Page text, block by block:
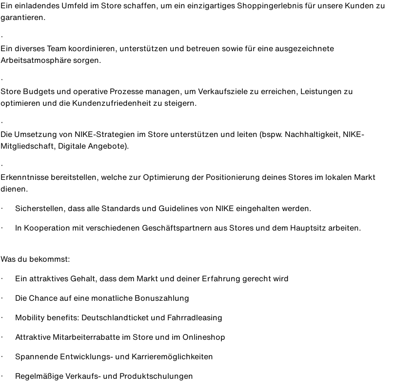
Ein einladendes Umfeld im Store schaffen, um ein einzigartiges Shoppingerlebnis für unsere Kunden zu
garantieren.
·
Ein diverses Team koordinieren, unterstützen und betreuen sowie für eine ausgezeichnete
Arbeitsatmosphäre sorgen.
·
Store Budgets und operative Prozesse managen, um Verkaufsziele zu erreichen, Leistungen zu
optimieren und die Kundenzufriedenheit zu steigern.
·
Die Umsetzung von NIKE-Strategien im Store unterstützen und leiten (bspw. Nachhaltigkeit, NIKE-
Mitgliedschaft, Digitale Angebote).
·
Erkenntnisse bereitstellen, welche zur Optimierung der Positionierung deines Stores im lokalen Markt
dienen.
·
Sicherstellen, dass alle Standards und Guidelines von NIKE eingehalten werden.
·
In Kooperation mit verschiedenen Geschäftspartnern aus Stores und dem Hauptsitz arbeiten.
Was du bekommst:
·
Ein attraktives Gehalt, dass dem Markt und deiner Erfahrung gerecht wird
·
Die Chance auf eine monatliche Bonuszahlung
·
Mobility benefits: Deutschlandticket und Fahrradleasing
·
Attraktive Mitarbeiterrabatte im Store und im Onlineshop
·
Spannende Entwicklungs- und Karrieremöglichkeiten
·
Regelmäßige Verkaufs- und Produktschulungen